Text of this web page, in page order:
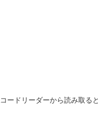
ードリーダーから読み取る